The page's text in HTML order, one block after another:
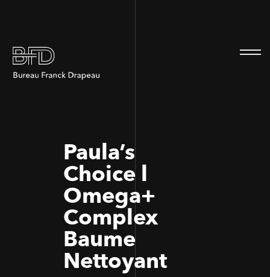
Paula’s
Choice l
Omega+
Complex
Baume
Nettoyant